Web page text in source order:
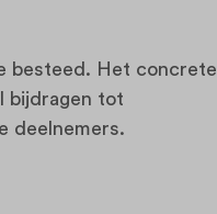
besteed. Het concrete
bijdragen tot
deelnemers.